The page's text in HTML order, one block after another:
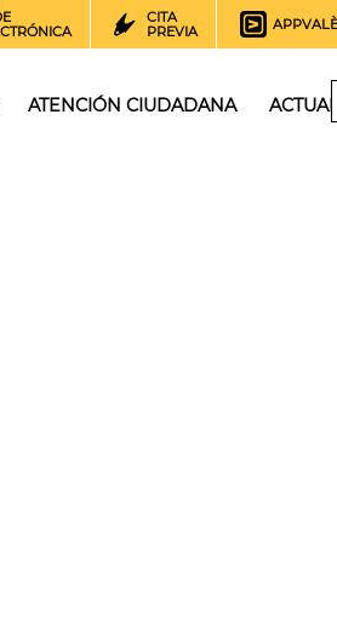
CITA
PREVIA
ATENCIÓN CIUDADANA